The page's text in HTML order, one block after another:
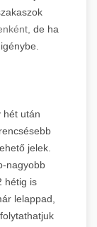
de ha
igénybe.
hét után
jelek.
nagyobb
hétig is
lelappad,